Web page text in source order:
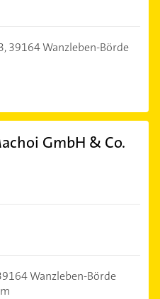
39164 Wanzleben-Börde
GmbH & Co.
Wanzleben-Börde